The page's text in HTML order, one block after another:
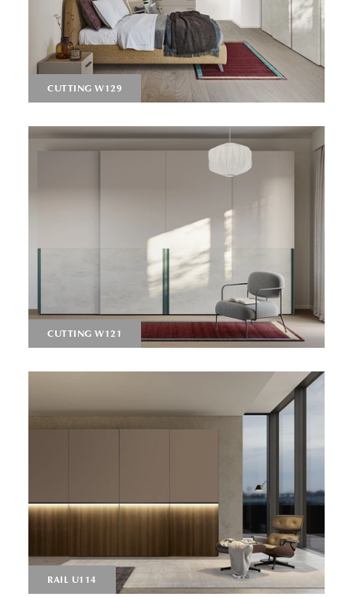
CUTTING W129
CUTTING W121
RAIL U114